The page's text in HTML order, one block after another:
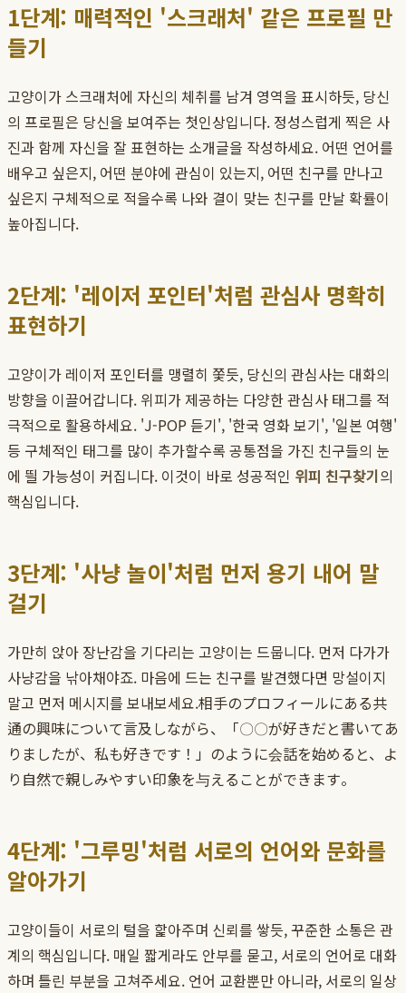
1단계: 매력적인 '스크래처' 같은 프로필 만
들기
고양이가 스크래처에 자신의 체취를 남겨 영역을 표시하듯, 당신
의 프로필은 당신을 보여주는 첫인상입니다. 정성스럽게 찍은 사
진과 함께 자신을 잘 표현하는 소개글을 작성하세요. 어떤 언어를
배우고 싶은지, 어떤 분야에 관심이 있는지, 어떤 친구를 만나고
싶은지 구체적으로 적을수록 나와 결이 맞는 친구를 만날 확률이
높아집니다.
2단계: '레이저 포인터'처럼 관심사 명확히
표현하기
고양이가 레이저 포인터를 맹렬히 쫓듯, 당신의 관심사는 대화의
방향을 이끌어갑니다. 위피가 제공하는 다양한 관심사 태그를 적
극적으로 활용하세요. 'J-POP 듣기', '한국 영화 보기', '일본 여행'
등 구체적인 태그를 많이 추가할수록 공통점을 가진 친구들의 눈
에 띌 가능성이 커집니다. 이것이 바로 성공적인 위피 친구찾기의
핵심입니다.
3단계: '사냥 놀이'처럼 먼저 용기 내어 말
걸기
가만히 앉아 장난감을 기다리는 고양이는 드뭅니다. 먼저 다가가
사냥감을 낚아채야죠. 마음에 드는 친구를 발견했다면 망설이지
말고 먼저 메시지를 보내보세요.相手のプロフィールにある共
通の興味について言及しながら、「〇〇が好きだと書いてあ
りましたが、私も好きです！」のように会話を始めると、よ
り自然で親しみやすい印象を与えることができます。
4단계: '그루밍'처럼 서로의 언어와 문화를
알아가기
고양이들이 서로의 털을 핥아주며 신뢰를 쌓듯, 꾸준한 소통은 관
계의 핵심입니다. 매일 짧게라도 안부를 묻고, 서로의 언어로 대화
하며 틀린 부분을 고쳐주세요. 언어 교환뿐만 아니라, 서로의 일상